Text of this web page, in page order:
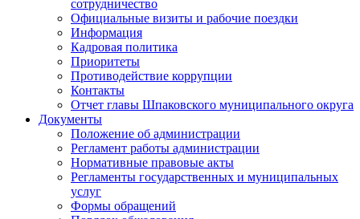
сотрудничество
Официальные визиты и рабочие поездки
Информация
Кадровая политика
Приоритеты
Противодействие коррупции
Контакты
Отчет главы Шпаковского муниципального округа
Документы
Положение об администрации
Регламент работы администрации
Нормативные правовые акты
Регламенты государственных и муниципальных
услуг
Формы обращений